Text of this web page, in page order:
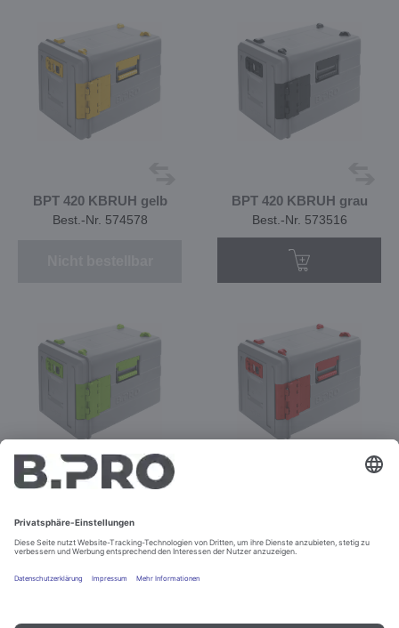
BPT 420 KBRUH gelb
Best.-Nr. 574578
BPT 420 KBRUH grau
Best.-Nr. 573516
Best.-Nr. 574577